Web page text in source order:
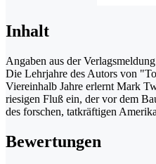
Inhalt
Angaben aus der
Die Lehrjahre des Autors von
Viereinhalb Jahre erlernt Mark
riesigen Fluß ein, der vor dem
des forschen, tatkräftigen
Bewertungen